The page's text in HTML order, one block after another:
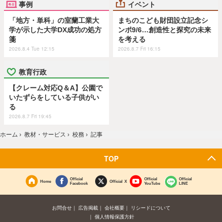
事例
「地方・単科」の室蘭工業大
学が示した大学DX成功の処方
箋
2026.8.4 Tue 12:15
イベント
まちのこども財団設立記念シ
ンポ9/6…創造性と探究の未来
を考える
2026.8.7 Fri 16:15
教育行政
【クレーム対応Q＆A】公園で
いたずらをしている子供がい
る
2026.8.7 Fri 19:45
ホーム › 教材・サービス › 校務 › 記事
TOP
Home
Official
Facebook
Official X
Official
YouTube
Official
LINE
お問合せ 広告掲載 会社概要
リシードについて
個人情報保護方針